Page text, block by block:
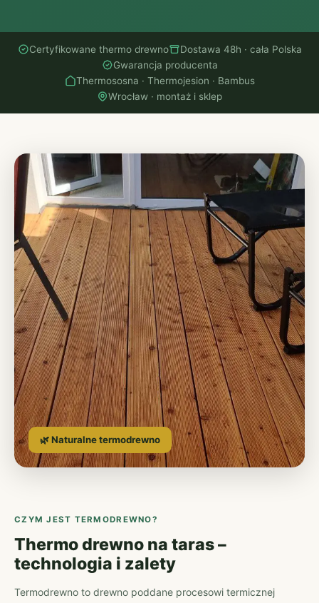
Certyfikowane thermo drewno
Dostawa 48h · cała Polska
Gwarancja producenta
Thermososna · Thermojesion · Bambus
Wrocław · montaż i sklep
🌿 Naturalne termodrewno
CZYM JEST TERMODREWNO?
Thermo drewno na taras –
technologia i zalety
Termodrewno to drewno poddane procesowi termicznej